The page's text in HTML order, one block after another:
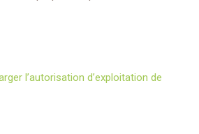
l’autorisation d’exploitation de